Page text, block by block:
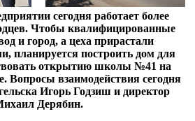
сегодня работает более
Чтобы квалифицированные
и город, а цеха прирастали
планируется построить дом для
открытию школы №41 на
Вопросы взаимодействия сегодня
Игорь Годзиш и директор
Дерябин.